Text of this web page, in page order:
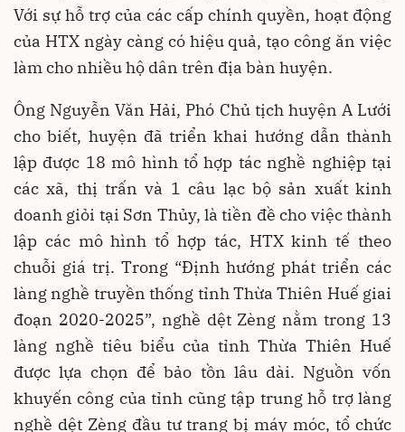
Với sự hỗ trợ của các cấp chính quyền, hoạt động
của HTX ngày càng có hiệu quả, tạo công ăn việc
làm cho nhiều hộ dân trên địa bàn huyện.
Ông Nguyễn Văn Hải, Phó Chủ tịch huyện A Lưới
cho biết, huyện đã triển khai hướng dẫn thành
lập được 18 mô hình tổ hợp tác nghề nghiệp tại
các xã, thị trấn và 1 câu lạc bộ sản xuất kinh
doanh giỏi tại Sơn Thủy, là tiền đề cho việc thành
lập các mô hình tổ hợp tác, HTX kinh tế theo
chuỗi giá trị. Trong “Định hướng phát triển các
làng nghề truyền thống tỉnh Thừa Thiên Huế giai
đoạn 2020-2025”, nghề dệt Zèng nằm trong 13
làng nghề tiêu biểu của tỉnh Thừa Thiên Huế
được lựa chọn để bảo tồn lâu dài. Nguồn vốn
khuyến công của tỉnh cũng tập trung hỗ trợ làng
nghề dệt Zèng đầu tư trang bị máy móc, tổ chức